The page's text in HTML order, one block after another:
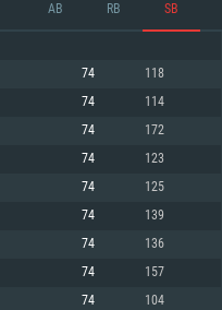
SISTEMA
versão mais recente
Xeon não suportado)
do Linux de 64bit
AB RB SB
74 118
74 114
74 172
74 123
74 125
74 139
74 136
74 157
74 104